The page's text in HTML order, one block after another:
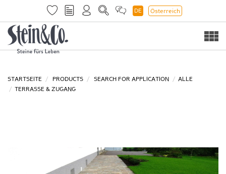
DE Österreich
STARTSEITE PRODUCTS SEARCH FOR APPLICATION
ALLE
TERRASSE & ZUGANG